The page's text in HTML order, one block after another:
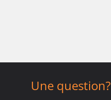
Une question?